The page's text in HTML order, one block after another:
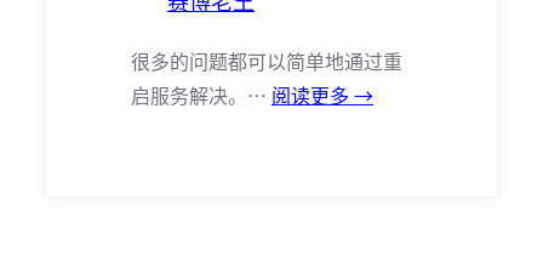
很多的问题都可以简单地通过重
启服务解决。… 阅读更多 →